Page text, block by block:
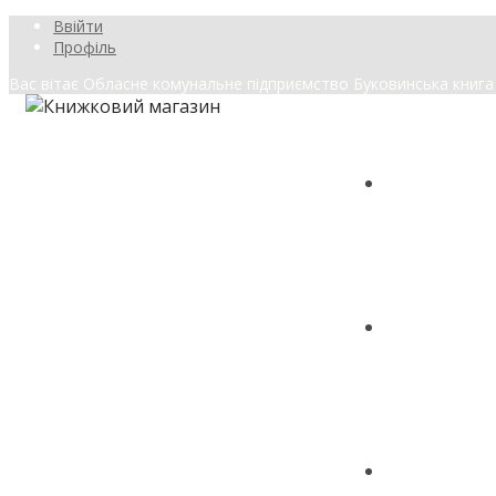
Ввійти
Профіль
Вас вітає Обласне комунальне підприємство Буковинська книга